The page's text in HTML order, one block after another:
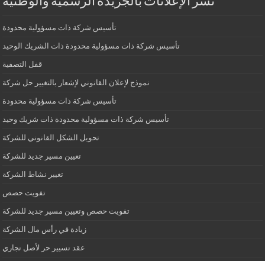
تأسيس شركة ذات مسؤولية محدودة
تأسيس شركة ذات مسؤولية محدودة ذات الشريك الوحيد
قفل التصفية
نموذج لإعلان القانوني لإشعار بالتغيير حل شركة
تأسيس شركة ذات مسؤولية محدودة
تأسيس شركة ذات مسؤولية محدودة ذات شريك وحيد
تحويل الشكل القانوني للشركة
تعيين مسير جديد للشركة
تغيير نشاط الشركة
تفويت حصص
تفويت حصص وتعيين مسير جديد للشركة
زيادة في رأس مال الشركة
عقد تسيير حر لأصل تجاري